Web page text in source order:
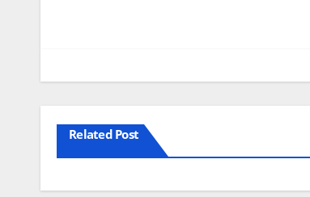
Related Post